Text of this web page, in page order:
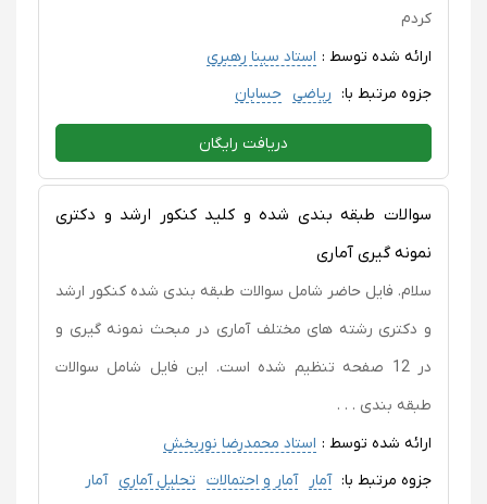
کردم
ارائه شده توسط : استاد سینا رهبری
جزوه مرتبط با: ریاضی حسابان
دریافت رایگان
سوالات طبقه بندی شده و کلید کنکور ارشد و دکتری
نمونه گیری آماری
سلام. فایل حاضر شامل سوالات طبقه بندی شده کنکور ارشد
و دکتری رشته های مختلف آماری در مبحث نمونه گیری و
در 12 صفحه تنظیم شده است. این فایل شامل سوالات
طبقه بندی . . .
ارائه شده توسط : استاد محمدرضا نوربخش
جزوه مرتبط با: آمار آمار و احتمالات تحلیل آماری آمار